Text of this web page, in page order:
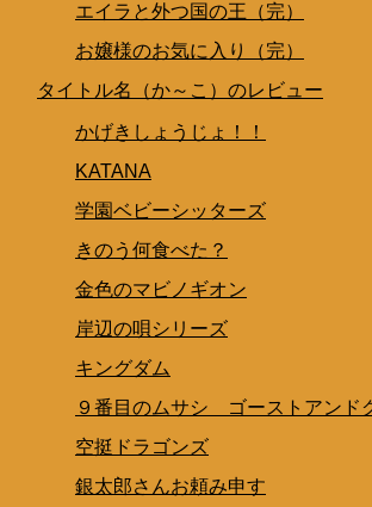
エイラと外つ国の王（完）
お嬢様のお気に入り（完）
タイトル名（か～こ）のレビュー
かげきしょうじょ！！
KATANA
学園ベビーシッターズ
きのう何食べた？
金色のマビノギオン
岸辺の唄シリーズ
キングダム
９番目のムサシ ゴーストアンド
空挺ドラゴンズ
銀太郎さんお頼み申す